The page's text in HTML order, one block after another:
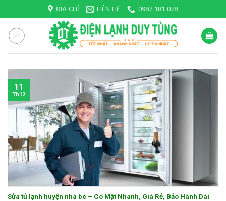
to
content
ĐỊA CHỈ LIÊN HỆ 0987.181.078
Sửa tủ lạnh huyện nhà bè – Có Mặt Nhanh, Giá Rẻ, Bảo Hành Dài
11
Th12